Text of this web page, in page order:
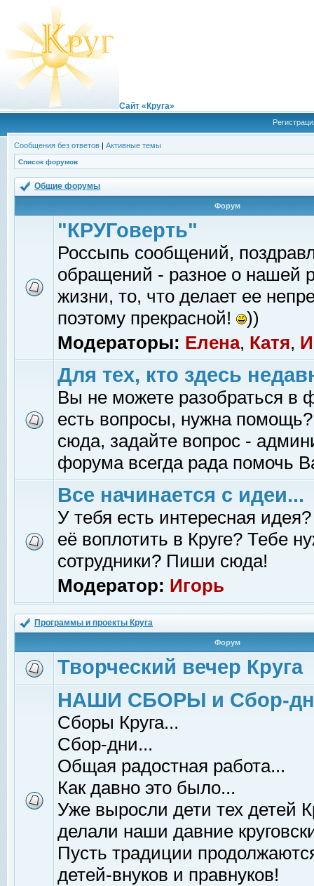
Сайт «Круга»
Сообщения без ответов | Активные темы
Список форумов
Общие форумы
Форум
"КРУГоверть"
Россыпь сообщений,
обращений - разное о нашей
жизни, то, что делает ее
поэтому прекрасной!
))
Модераторы: Елена, Катя,
Для тех, кто здесь
Вы не можете разобраться в
есть вопросы, нужна помощь?
сюда, задайте вопрос -
форума всегда рада помочь
Все начинается с идеи...
У тебя есть интересная
её воплотить в Круге? Тебе
сотрудники? Пиши сюда!
Модератор: Игорь
Программы и проекты Круга
Форум
Творческий вечер Круга
НАШИ СБОРЫ и Сбор-
Сборы Круга...
Сбор-дни...
Общая радостная работа...
Как давно это было...
Уже выросли дети тех детей
делали наши давние
Пусть традиции
детей-внуков и правнуков!